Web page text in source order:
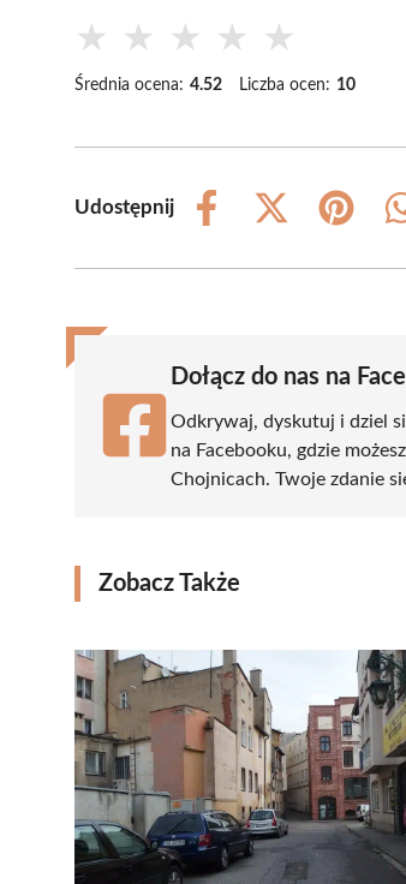
★ ★ ★ ★ ★
Średnia ocena: 4.52 Liczba ocen: 10
Udostępnij
Share
Share
(Twitter)
Share
Dołącz do nas na
Odkrywaj, dyskutuj i dziel
na Facebooku, gdzie
Chojnicach. Twoje zdanie
Zobacz Także